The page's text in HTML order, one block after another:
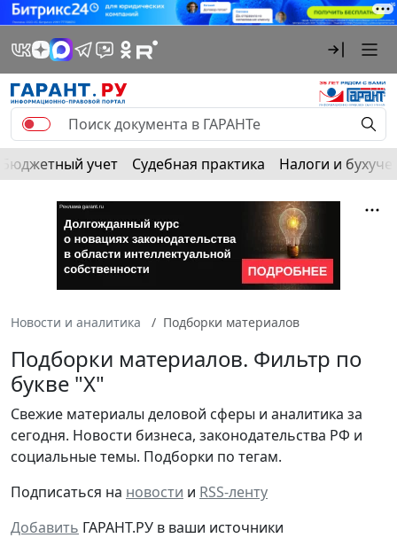
Бюджетный учет Судебная практика Налоги и
Новости и аналитика Подборки материалов
Подборки материалов. Фильтр по
букве "Х"
Cвежие материалы деловой сферы и аналитика за
сегодня. Новости бизнеса, законодательства РФ и
социальные темы. Подборки по тегам.
Подписаться на новости и RSS-ленту
Добавить ГАРАНТ.РУ в ваши источники